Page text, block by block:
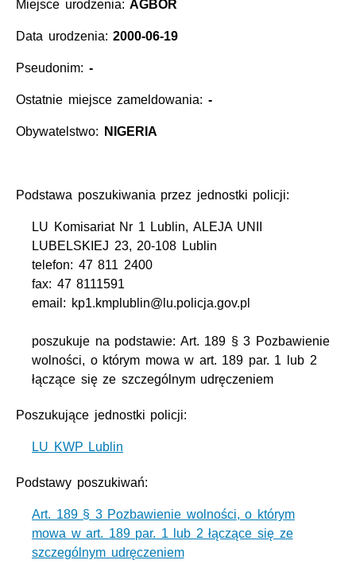
Miejsce urodzenia:AGBOR
Data urodzenia:2000-06-19
Pseudonim: -
Ostatnie miejsce zameldowania: -
Obywatelstwo: NIGERIA
Podstawa poszukiwania przez jednostki policji:
LU Komisariat Nr 1 Lublin, ALEJA UNII
LUBELSKIEJ 23, 20-108 Lublin
telefon: 47 811 2400
fax: 47 8111591
email: kp1.kmplublin@lu.policja.gov.pl
poszukuje na podstawie: Art. 189 § 3 Pozbawienie
wolności, o którym mowa w art. 189 par. 1 lub 2
łączące się ze szczególnym udręczeniem
Poszukujące jednostki policji:
LU KWP Lublin
Podstawy poszukiwań:
Art. 189 § 3 Pozbawienie wolności, o którym
mowa w art. 189 par. 1 lub 2 łączące się ze
szczególnym udręczeniem